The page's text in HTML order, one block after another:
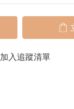
加入追蹤清單